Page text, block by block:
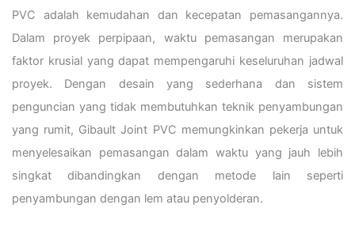
PVC adalah kemudahan dan kecepatan pemasangannya.
Dalam proyek perpipaan, waktu pemasangan merupakan
faktor krusial yang dapat mempengaruhi keseluruhan jadwal
proyek. Dengan desain yang sederhana dan sistem
penguncian yang tidak membutuhkan teknik penyambungan
yang rumit, Gibault Joint PVC memungkinkan pekerja untuk
menyelesaikan pemasangan dalam waktu yang jauh lebih
singkat dibandingkan dengan metode lain seperti
penyambungan dengan lem atau penyolderan.